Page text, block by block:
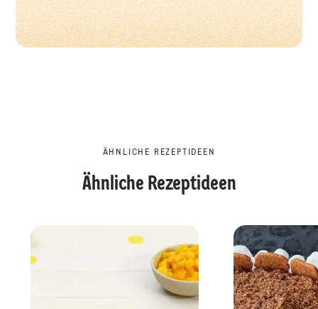
ÄHNLICHE REZEPTIDEEN
Ähnliche Rezeptideen